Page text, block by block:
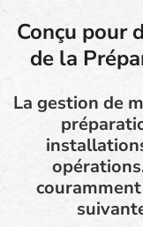
Conçu pour
de la
La gestion de